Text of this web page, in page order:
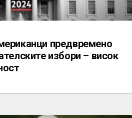
предвремено
избори – висок